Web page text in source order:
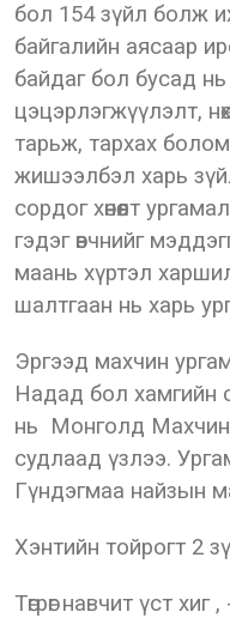
бол 154 зүйл болж
байгалийн аясаар
байдаг бол бусад
цэцэрлэгжүүлэлт,
тарьж, тархах
жишээлбэл харь зүйл
сордог хөнөөлт
гэдэг өвчнийг
маань хүртэл
шалтгаан нь харь
Эргээд махчин
Надад бол хамгийн
нь Монголд Махчин
судлаад үзлээ.
Гүндэгмаа найзын
Хэнтийн тойрогт 2
Төгрөг навчит үст